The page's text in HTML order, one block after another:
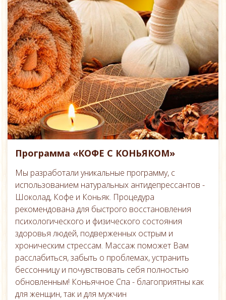
Программа «КОФЕ С КОНЬЯКОМ»
Мы разработали уникальные программу, с
использованием натуральных антидепрессантов -
Шоколад, Кофе и Коньяк. Процедура
рекомендована для быстрого восстановления
психологического и физического состояния
здоровья людей, подверженных острым и
хроническим стрессам. Массаж поможет Вам
расслабиться, забыть о проблемах, устранить
бессонницу и почувствовать себя полностью
обновленным! Коньячное Спа - благоприятны как
для женщин, так и для мужчин